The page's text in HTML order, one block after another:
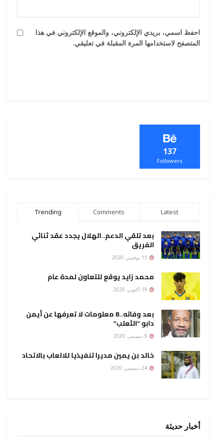
احفظ اسمي، بريدي الإلكتروني، والموقع الإلكتروني في هذا
المتصفح لاستخدامها المرة المقبلة في تعليقي.
137
Followers
Trending Comments Latest
بعد تلقي الدعم..الهلال يجدد عقد ثنائي
الفريق
محمد زايد يوقع للتعاون لمدة عام
بعد وفاته..8 معلومات لا تعرفها عن أيمن
دابو “الثعلب”
خالد بن يمين مديرا تنفيذيا للالعاب بالاتحاد
أخبار حديثة